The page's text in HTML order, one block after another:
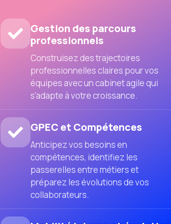
Gestion des parcours
professionnels
Construisez des trajectoires
professionnelles claires pour vos
équipes avec un cabinet agile qui
s'adapte à votre croissance.
GPEC et Compétences
Anticipez vos besoins en
compétences, identifiez les
passerelles entre métiers et
préparez les évolutions de vos
collaborateurs.